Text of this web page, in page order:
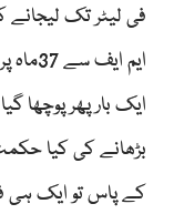
ایک بار پھر پوچھا
بڑھانے کی کیا
کے پاس تو ایک ہی